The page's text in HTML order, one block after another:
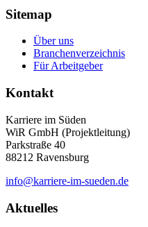
Sitemap
Über uns
Branchenverzeichnis
Für Arbeitgeber
Kontakt
Karriere im Süden
WiR GmbH (Projektleitung)
Parkstraße 40
88212 Ravensburg
info@karriere-im-sueden.de
Aktuelles